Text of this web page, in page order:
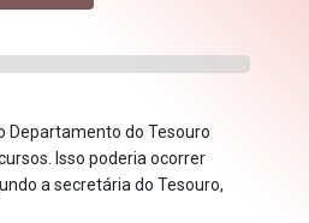
Departamento do Tesouro
Isso poderia ocorrer
a secretária do Tesouro,